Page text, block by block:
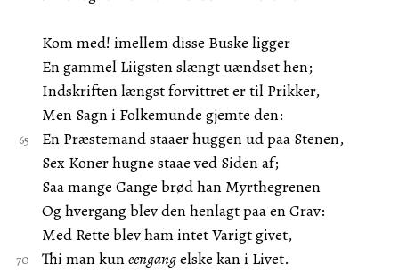
Kom med! imellem disse Buske ligger
En gammel Liigsten slængt uændset hen;
Indskriften længst forvittret er til Prikker,
Men Sagn i Folkemunde gjemte den:
En Præstemand staaer huggen ud paa Stenen,
Sex Koner hugne staae ved Siden af;
Saa mange Gange brød han Myrthegrenen
Og hvergang blev den henlagt paa en Grav:
Med Rette blev ham intet Varigt givet,
Thi man kuneengangelske kan i Livet.